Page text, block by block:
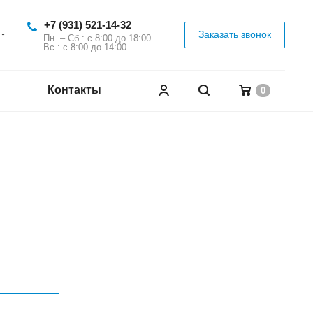
+7 (931) 521-14-32
Пн. – Сб.: с 8:00 до 18:00
Вс.: с 8:00 до 14:00
Заказать звонок
0
Контакты